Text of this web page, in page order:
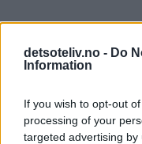
detsoteliv.no - Do
Information
If you wish to opt-out
processing of your
targeted advertising